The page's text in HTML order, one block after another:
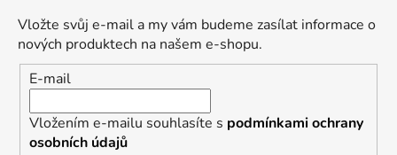
Vložte svůj e-mail a my vám budeme zasílat informace o
nových produktech na našem e-shopu.
E-mail
Vložením e-mailu souhlasíte s podmínkami ochrany
osobních údajů